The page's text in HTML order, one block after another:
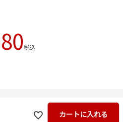
税込
カートに入れる